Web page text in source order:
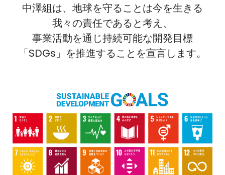
中澤組は、地球を守ることは今を生きる
我々の責任であると考え、
事業活動を通じ持続可能な開発目標
「SDGs」を推進することを宣言します。